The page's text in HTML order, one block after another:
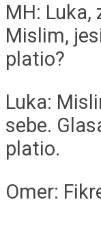
MH: Luka,
Mislim,
platio?
Luka:
sebe.
platio.
Omer: